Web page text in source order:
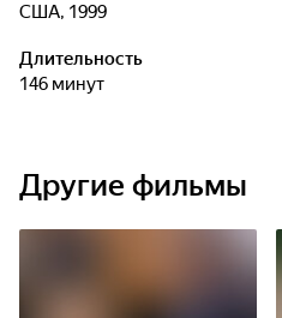
США, 1999
Длительность
146 минут
Другие фильмы